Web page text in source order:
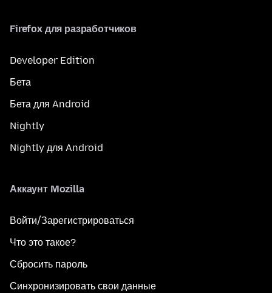
Firefox для разработчиков
Developer Edition
Бета
Бета для Android
Nightly
Nightly для Android
Аккаунт Mozilla
Войти/Зарегистрироваться
Что это такое?
Сбросить пароль
Синхронизировать свои данные